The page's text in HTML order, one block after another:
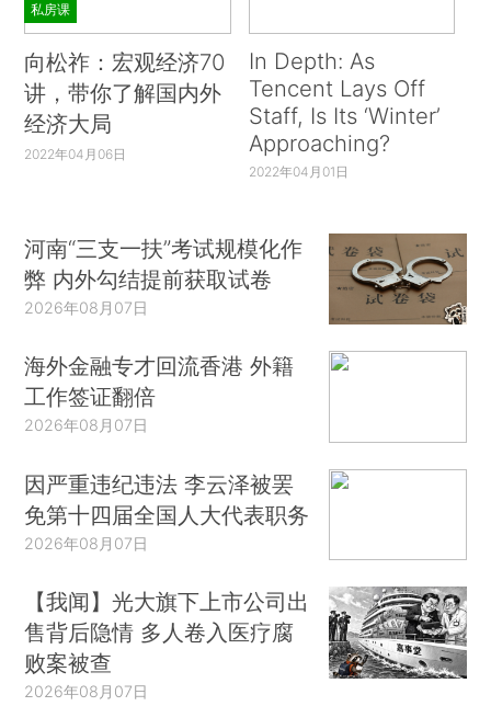
私房课
向松祚：宏观经济70
讲，带你了解国内外
经济大局
2022年04月06日
In Depth: As
Tencent Lays Off
Staff, Is Its ‘Winter’
Approaching?
2022年04月01日
河南“三支一扶”考试规模化作
弊 内外勾结提前获取试卷
2026年08月07日
海外金融专才回流香港 外籍
工作签证翻倍
2026年08月07日
因严重违纪违法 李云泽被罢
免第十四届全国人大代表职务
2026年08月07日
【我闻】光大旗下上市公司出
售背后隐情 多人卷入医疗腐
败案被查
2026年08月07日